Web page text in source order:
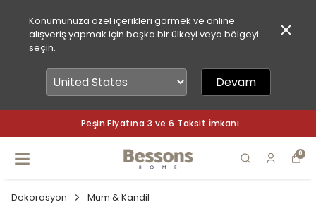
Konumunuza özel içerikleri görmek ve online
alışveriş yapmak için başka bir ülkeyi veya bölgeyi
seçin.
Devam
Peşin Fiyatına 3 ve 6 Taksit İmkanı
0
Dekorasyon Mum & Kandil